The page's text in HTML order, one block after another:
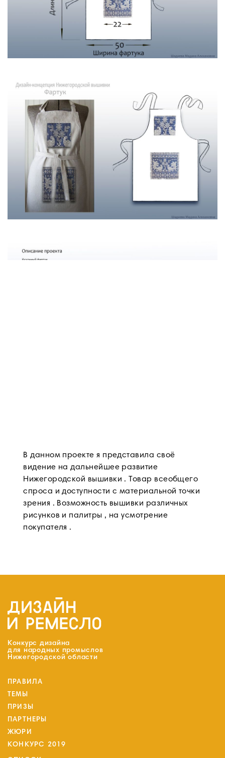
В данном проекте я представила своё
видение на дальнейшее развитие
Нижегородской вышивки . Товар всеобщего
спроса и доступности с материальной точки
зрения . Возможность вышивки различных
рисунков и палитры , на усмотрение
покупателя .
Конкурс дизайна
для народных промыслов
Нижегородской области
ПРАВИЛА
ТЕМЫ
ПРИЗЫ
ПАРТНЕРЫ
ЖЮРИ
КОНКУРС 2019